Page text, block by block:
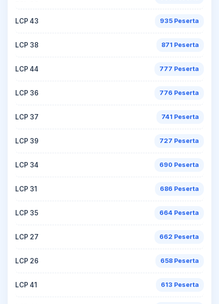
LCP 43 935 Peserta
LCP 38 871 Peserta
LCP 44 777 Peserta
LCP 36 776 Peserta
LCP 37 741 Peserta
LCP 39 727 Peserta
LCP 34 690 Peserta
LCP 31 686 Peserta
LCP 35 664 Peserta
LCP 27 662 Peserta
LCP 26 658 Peserta
LCP 41 613 Peserta